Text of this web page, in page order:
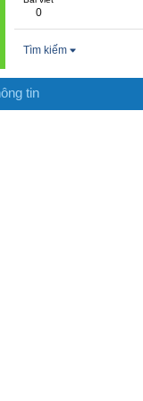
0
Tìm kiếm
tin